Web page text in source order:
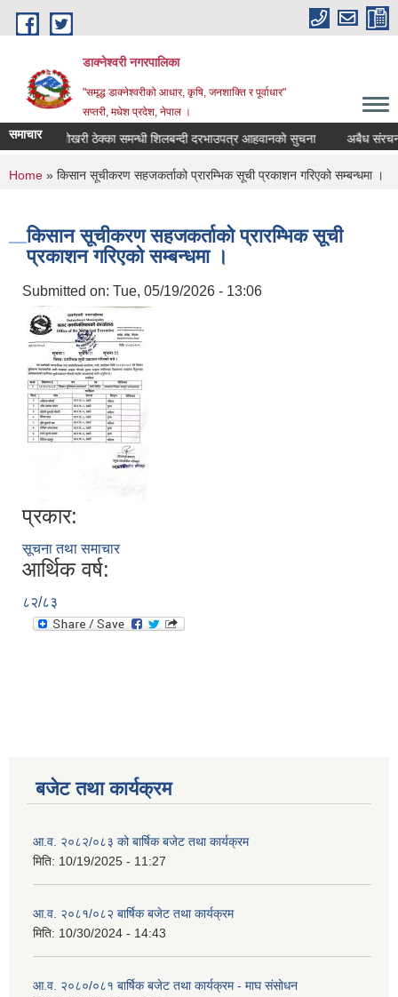
Skip to main content
डाक्नेश्वरी नगरपालिका
"समृद्ध डाक्नेश्वरीको आधार, कृषि, जनशाक्ति र पूर्वाधार"
सप्तरी, मधेश प्रदेश, नेपाल ।
समाचार पोखरी ठेक्का समन्धी शिलबन्दी दरभाउपत्र आहवानकाे सुचना अबैध संरचना
You are here
Home » किसान सूचीकरण सहजकर्ताको प्रारम्भिक सूची प्रकाशन गरिएको सम्बन्धमा ।
किसान सूचीकरण सहजकर्ताको प्रारम्भिक सूची
प्रकाशन गरिएको सम्बन्धमा ।
Submitted on: Tue, 05/19/2026 - 13:06
प्रकार:
सूचना तथा समाचार
आर्थिक वर्ष:
८२/८३
बजेट तथा कार्यक्रम
आ.व. २०८२/०८३ को बार्षिक बजेट तथा कार्यक्रम
मिति: 10/19/2025 - 11:27
आ.व. २०८१/०८२ बार्षिक बजेट तथा कार्यक्रम
मिति: 10/30/2024 - 14:43
आ.व. २०८०/०८१ बार्षिक बजेट तथा कार्यक्रम - माघ संसोधन